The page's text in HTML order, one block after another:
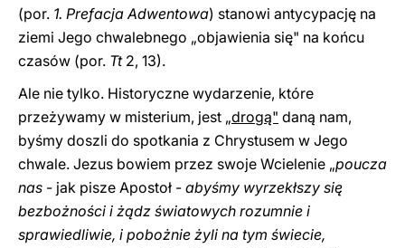
(por. 1. Prefacja Adwentowa) stanowi antycypację na
ziemi Jego chwalebnego „objawienia się" na końcu
czasów (por. Tt2, 13).
Ale nie tylko. Historyczne wydarzenie, które
przeżywamy w misterium, jest „drogą" daną nam,
byśmy doszli do spotkania z Chrystusem w Jego
chwale. Jezus bowiem przez swoje Wcielenie „poucza
nas - jak pisze Apostoł - abyśmy wyrzekłszy się
bezbożności i żądz światowych rozumnie i
sprawiedliwie, i pobożnie żyli na tym świecie,